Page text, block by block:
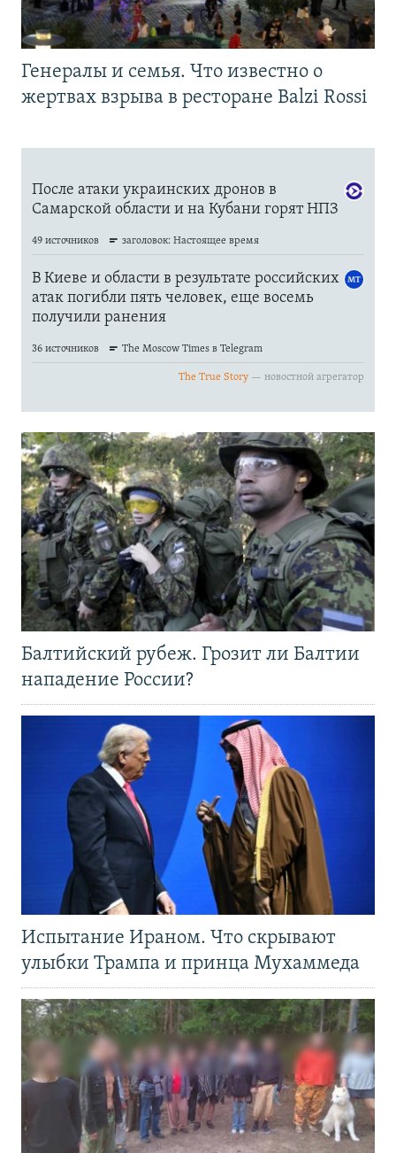
Генералы и семья. Что известно о
жертвах взрыва в ресторане Balzi Rossi
Балтийский рубеж. Грозит ли Балтии
нападение России?
Испытание Ираном. Что скрывают
улыбки Трампа и принца Мухаммеда